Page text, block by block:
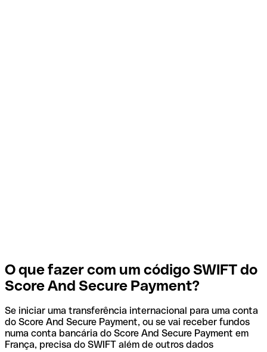
O que fazer com um código SWIFT do
Score And Secure Payment?
Se iniciar uma transferência internacional para uma conta
do Score And Secure Payment, ou se vai receber fundos
numa conta bancária do Score And Secure Payment em
França, precisa do SWIFT além de outros dados